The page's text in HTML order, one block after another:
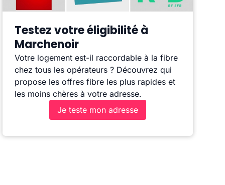
Testez votre éligibilité à
Marchenoir
Votre logement est-il raccordable à la fibre
chez tous les opérateurs ? Découvrez qui
propose les offres fibre les plus rapides et
les moins chères à votre adresse.
Je teste mon adresse